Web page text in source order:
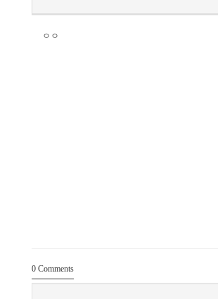
ㅇㅇ
0 Comments